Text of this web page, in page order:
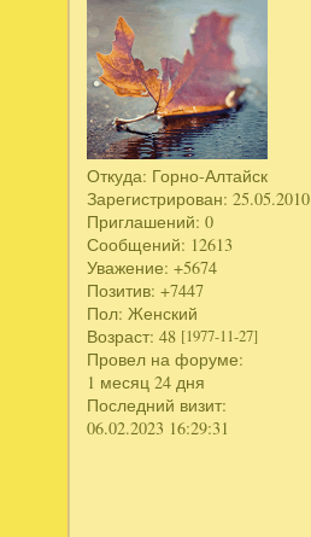
Откуда: Горно-Алтайск
Зарегистрирован: 25.05.2010
Приглашений: 0
Сообщений: 12613
Уважение: +5674
Позитив: +7447
Пол: Женский
Возраст: 48 [1977-11-27]
Провел на форуме:
1 месяц 24 дня
Последний визит:
06.02.2023 16:29:31